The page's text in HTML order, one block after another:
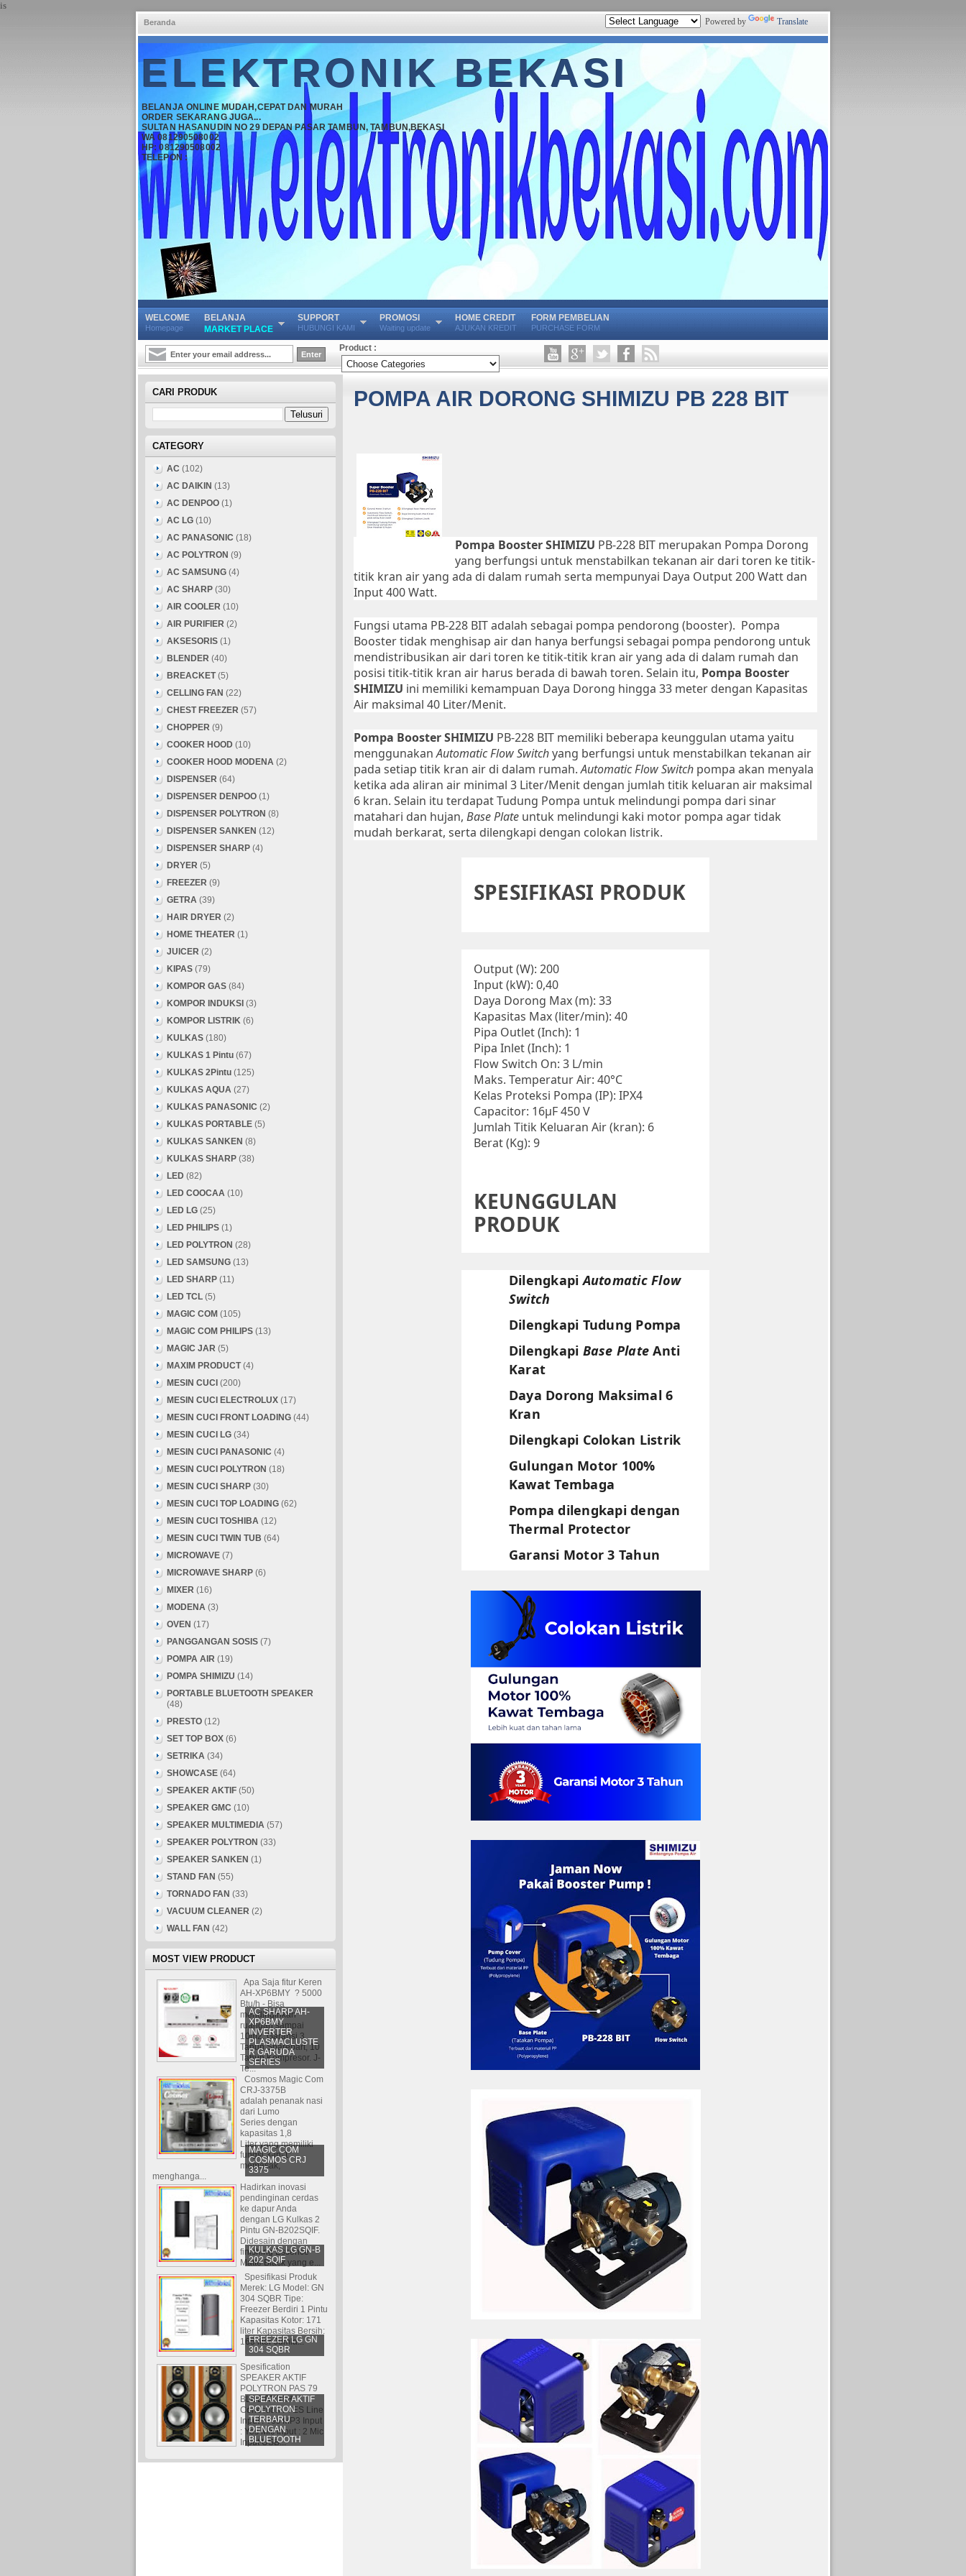
is
Beranda Powered by Translate
ELEKTRONIK BEKASI
BELANJA ONLINE MUDAH,CEPAT DAN MURAH
ORDER SEKARANG JUGA...
SULTAN HASANUDIN NO 29 DEPAN PASAR TAMBUN, TAMBUN,BEKASI
WA 081290508002
HP: 081290508002
TELEPON :
WELCOME
Homepage
BELANJA
MARKET PLACE
SUPPORT
HUBUNGI KAMI
PROMOSI
Waiting update
HOME CREDIT
AJUKAN KREDIT
FORM PEMBELIAN
PURCHASE FORM
Product :
POMPA AIR DORONG SHIMIZU PB 228 BIT
Pompa Booster SHIMIZU PB-228 BIT merupakan Pompa Dorong
yang berfungsi untuk menstabilkan tekanan air dari toren ke titik-
titik kran air yang ada di dalam rumah serta mempunyai Daya Output 200 Watt dan
Input 400 Watt.
Fungsi utama PB-228 BIT adalah sebagai pompa pendorong (booster). Pompa
Booster tidak menghisap air dan hanya berfungsi sebagai pompa pendorong untuk
mendistribusikan air dari toren ke titik-titik kran air yang ada di dalam rumah dan
posisi titik-titik kran air harus berada di bawah toren. Selain itu, Pompa Booster
SHIMIZU ini memiliki kemampuan Daya Dorong hingga 33 meter dengan Kapasitas
Air maksimal 40 Liter/Menit.
Pompa Booster SHIMIZU PB-228 BIT memiliki beberapa keunggulan utama yaitu
menggunakanAutomatic Flow Switchyang berfungsi untuk menstabilkan tekanan air
pada setiap titik kran air di dalam rumah.AutomaticFlow Switch pompa akan menyala
ketika ada aliran air minimal 3 Liter/Menit dengan jumlah titik keluaran air maksimal
6 kran. Selain itu terdapat Tudung Pompa untuk melindungi pompa dari sinar
matahari dan hujan, Base Plate untuk melindungi kaki motor pompa agar tidak
mudah berkarat, serta dilengkapi dengan colokan listrik.
SPESIFIKASI PRODUK
Output (W): 200
Input (kW): 0,40
Daya Dorong Max (m): 33
Kapasitas Max (liter/min): 40
Pipa Outlet (Inch): 1
Pipa Inlet (Inch): 1
Flow Switch On: 3 L/min
Maks. Temperatur Air: 40°C
Kelas Proteksi Pompa (IP): IPX4
Capacitor: 16μF 450 V
Jumlah Titik Keluaran Air (kran): 6
Berat (Kg): 9
KEUNGGULAN
PRODUK
DilengkapiAutomatic Flow
Switch
Dilengkapi Tudung Pompa
Dilengkapi Base Plate Anti
Karat
Daya Dorong Maksimal 6
Kran
Dilengkapi Colokan Listrik
Gulungan Motor 100%
Kawat Tembaga
Pompa dilengkapi dengan
Thermal Protector
Garansi Motor 3 Tahun
CARI PRODUK
CATEGORY
AC (102)
AC DAIKIN (13)
AC DENPOO (1)
AC LG (10)
AC PANASONIC (18)
AC POLYTRON (9)
AC SAMSUNG (4)
AC SHARP (30)
AIR COOLER (10)
AIR PURIFIER (2)
AKSESORIS (1)
BLENDER (40)
BREACKET (5)
CELLING FAN (22)
CHEST FREEZER (57)
CHOPPER (9)
COOKER HOOD (10)
COOKER HOOD MODENA (2)
DISPENSER (64)
DISPENSER DENPOO (1)
DISPENSER POLYTRON (8)
DISPENSER SANKEN (12)
DISPENSER SHARP (4)
DRYER (5)
FREEZER (9)
GETRA (39)
HAIR DRYER (2)
HOME THEATER (1)
JUICER (2)
KIPAS (79)
KOMPOR GAS (84)
KOMPOR INDUKSI (3)
KOMPOR LISTRIK (6)
KULKAS (180)
KULKAS 1 Pintu (67)
KULKAS 2Pintu (125)
KULKAS AQUA (27)
KULKAS PANASONIC (2)
KULKAS PORTABLE (5)
KULKAS SANKEN (8)
KULKAS SHARP (38)
LED (82)
LED COOCAA (10)
LED LG (25)
LED PHILIPS (1)
LED POLYTRON (28)
LED SAMSUNG (13)
LED SHARP (11)
LED TCL (5)
MAGIC COM (105)
MAGIC COM PHILIPS (13)
MAGIC JAR (5)
MAXIM PRODUCT (4)
MESIN CUCI (200)
MESIN CUCI ELECTROLUX (17)
MESIN CUCI FRONT LOADING (44)
MESIN CUCI LG (34)
MESIN CUCI PANASONIC (4)
MESIN CUCI POLYTRON (18)
MESIN CUCI SHARP (30)
MESIN CUCI TOP LOADING (62)
MESIN CUCI TOSHIBA (12)
MESIN CUCI TWIN TUB (64)
MICROWAVE (7)
MICROWAVE SHARP (6)
MIXER (16)
MODENA (3)
OVEN (17)
PANGGANGAN SOSIS (7)
POMPA AIR (19)
POMPA SHIMIZU (14)
PORTABLE BLUETOOTH SPEAKER
(48)
PRESTO (12)
SET TOP BOX (6)
SETRIKA (34)
SHOWCASE (64)
SPEAKER AKTIF (50)
SPEAKER GMC (10)
SPEAKER MULTIMEDIA (57)
SPEAKER POLYTRON (33)
SPEAKER SANKEN (1)
STAND FAN (55)
TORNADO FAN (33)
VACUUM CLEANER (2)
WALL FAN (42)
MOST VIEW PRODUCT
AC SHARP AH-
XP6BMY
INVERTER
PLASMACLUSTE
R GARUDA
SERIES
Apa Saja fitur Keren
AH-XP6BMY ? 5000
Btu/h - Bisa
mendinginkan
ruangan sampai
10m2. Garansi 3
Tahun Sparepart, 10
Tahun Kompresor. J-
Te...
MAGIC COM
COSMOS CRJ
3375
Cosmos Magic Com
CRJ-3375B
adalah penanak nasi
dari Lumo
Series dengan
kapasitas 1,8
Liter yang memiliki
fungsi 3-in-1:
memasak,
menghanga...
KULKAS LG GN-B
202 SQIF
Hadirkan inovasi
pendinginan cerdas
ke dapur Anda
dengan LG Kulkas 2
Pintu GN-B202SQIF.
Didesain dengan
finishing Essence
Matte Black yang e...
FREEZER LG GN
304 SQBR
Spesifikasi Produk
Merek: LG Model: GN
304 SQBR Tipe:
Freezer Berdiri 1 Pintu
Kapasitas Kotor: 171
liter Kapasitas Bersih:
165 liter Jumla...
SPEAKER AKTIF
POLYTRON
TERBARU
DENGAN
BLUETOOTH
Spesification
SPEAKER AKTIF
POLYTRON PAS 79
BLUETOOTH
Conection : YES Line
Input : Yes MP3 Input
: Yes Mic Input : 2 Mic
Input USB...